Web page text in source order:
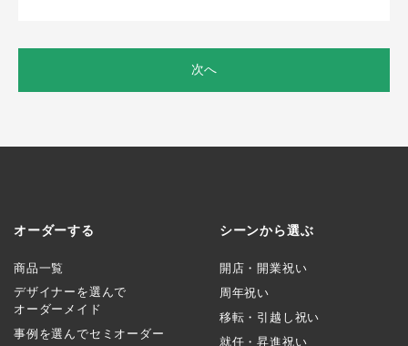
次へ
オーダーする
商品一覧
デザイナーを選んで
オーダーメイド
事例を選んでセミオーダー
シーンから選ぶ
開店・開業祝い
周年祝い
移転・引越し祝い
就任・昇進祝い